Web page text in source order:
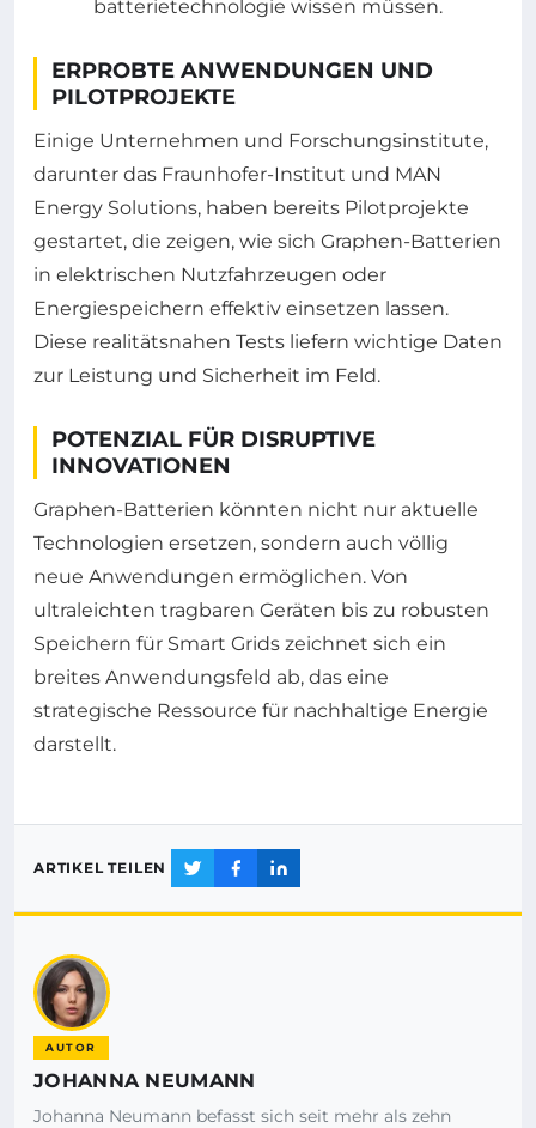
ERPROBTE ANWENDUNGEN UND
PILOTPROJEKTE
Einige Unternehmen und Forschungsinstitute,
darunter das Fraunhofer-Institut und MAN
Energy Solutions, haben bereits Pilotprojekte
gestartet, die zeigen, wie sich Graphen-Batterien
in elektrischen Nutzfahrzeugen oder
Energiespeichern effektiv einsetzen lassen.
Diese realitätsnahen Tests liefern wichtige Daten
zur Leistung und Sicherheit im Feld.
POTENZIAL FÜR DISRUPTIVE
INNOVATIONEN
Graphen-Batterien könnten nicht nur aktuelle
Technologien ersetzen, sondern auch völlig
neue Anwendungen ermöglichen. Von
ultraleichten tragbaren Geräten bis zu robusten
Speichern für Smart Grids zeichnet sich ein
breites Anwendungsfeld ab, das eine
strategische Ressource für nachhaltige Energie
darstellt.
ARTIKEL TEILEN
AUTOR
JOHANNA NEUMANN
Johanna Neumann befasst sich seit mehr als zehn